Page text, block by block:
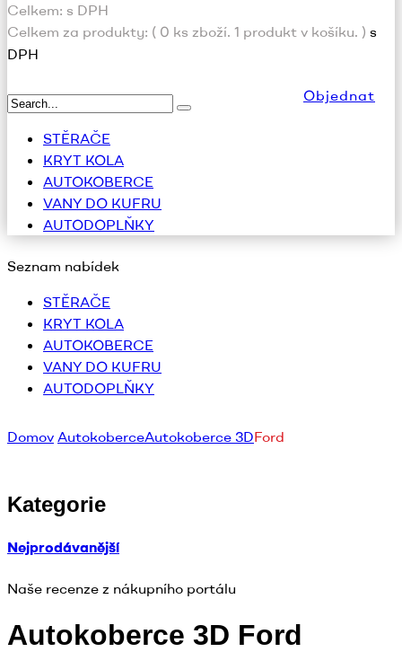
Celkem: s DPH
Celkem za produkty: ( 0 ks zboží. 1 produkt v košíku. ) s
DPH
Objednat
STĚRAČE
KRYT KOLA
AUTOKOBERCE
VANY DO KUFRU
AUTODOPLŇKY
Seznam nabídek
STĚRAČE
KRYT KOLA
AUTOKOBERCE
VANY DO KUFRU
AUTODOPLŇKY
Domov AutokoberceAutokoberce 3DFord
Kategorie
Nejprodávanější
Naše recenze z nákupního portálu
Autokoberce 3D Ford